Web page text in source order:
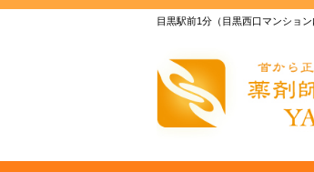
目黒駅前1分（目黒西口マンショ